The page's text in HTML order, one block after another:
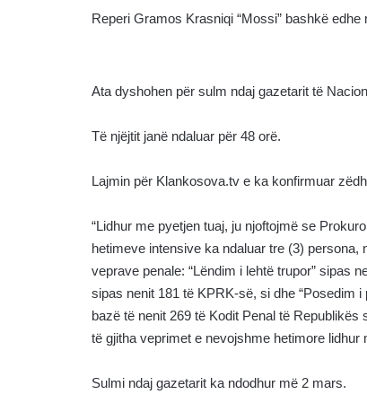
Reperi Gramos Krasniqi “Mossi” bashkë
Ata dyshohen për sulm ndaj gazetarit të
Të njëjtit janë ndaluar për 48 orë.
Lajmin për Klankosova.tv e ka konfirmuar
“Lidhur me pyetjen tuaj, ju njoftojmë se
hetimeve intensive ka ndaluar tre (3)
veprave penale: “Lëndim i lehtë trupor” sipas
sipas nenit 181 të KPRK-së, si dhe “Posedim
bazë të nenit 269 të Kodit Penal të
të gjitha veprimet e nevojshme hetimore lidhur
Sulmi ndaj gazetarit ka ndodhur më 2 mars.